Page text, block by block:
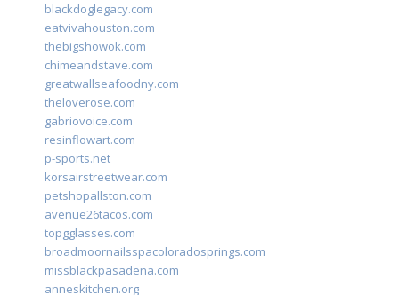
blackdoglegacy.com
eatvivahouston.com
thebigshowok.com
chimeandstave.com
greatwallseafoodny.com
theloverose.com
gabriovoice.com
resinflowart.com
p-sports.net
korsairstreetwear.com
petshopallston.com
avenue26tacos.com
topgglasses.com
broadmoornailsspacoloradosprings.com
missblackpasadena.com
anneskitchen.org